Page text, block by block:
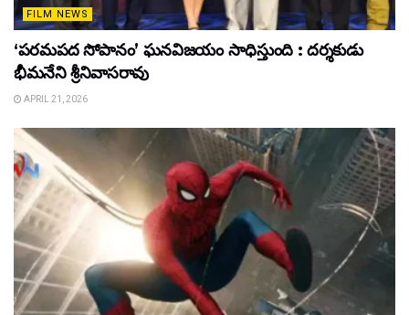
FILM NEWS
‘పరమపద సోపానం’ ఘనవిజయం సాధిస్తుంది : దర్శకుడు
భీమనేని శ్రీనివాసరావు
APRIL 21, 2026